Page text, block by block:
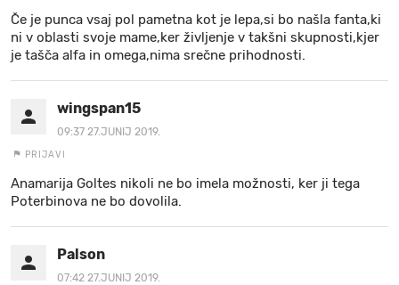
Če je punca vsaj pol pametna kot je lepa,si bo našla fanta,ki
ni v oblasti svoje mame,ker življenje v takšni skupnosti,kjer
je tašča alfa in omega,nima srečne prihodnosti.
wingspan15
09:37 27.JUNIJ 2019.
PRIJAVI
Anamarija Goltes nikoli ne bo imela možnosti, ker ji tega
Poterbinova ne bo dovolila.
Palson
07:42 27.JUNIJ 2019.